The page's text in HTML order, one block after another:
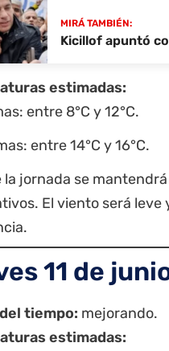
MIRÁ TAMBIÉN:
Kicillof apuntó
estimadas:
entre 8°C y 12°C.
entre 14°C y 16°C.
la jornada se mantendrá
El viento será
11 de
tiempo: mejorando.
estimadas: